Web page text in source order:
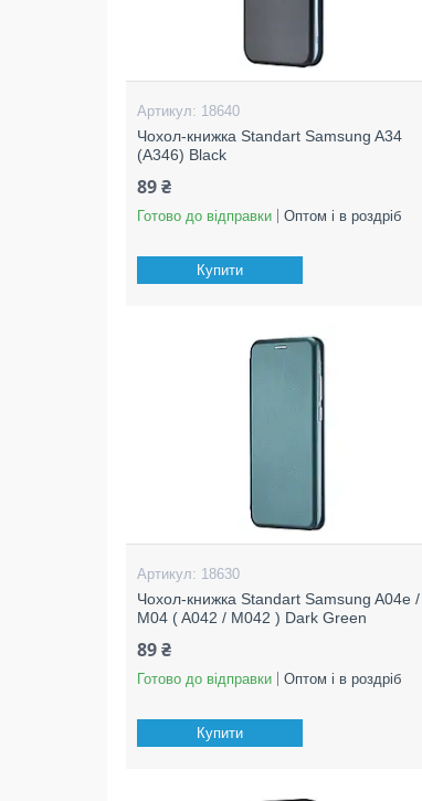
18640
Чохол-книжка Standart Samsung A34
(A346) Black
89 ₴
Готово до відправки Оптом і в роздріб
Купити
18630
Чохол-книжка Standart Samsung A04e /
M04 ( A042 / M042 ) Dark Green
89 ₴
Готово до відправки Оптом і в роздріб
Купити